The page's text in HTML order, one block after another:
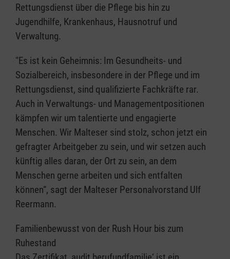
Rettungsdienst über die Pflege bis hin zu
Jugendhilfe, Krankenhaus, Hausnotruf und
Verwaltung.
"Es ist kein Geheimnis: Im Gesundheits- und
Sozialbereich, insbesondere in der Pflege und im
Rettungsdienst, sind qualifizierte Fachkräfte rar.
Auch in Verwaltungs- und Managementpositionen
kämpfen wir um talentierte und engagierte
Menschen. Wir Malteser sind stolz, schon jetzt ein
gefragter Arbeitgeber zu sein, und wir setzen auch
künftig alles daran, der Ort zu sein, an dem
Menschen gerne arbeiten und sich entfalten
können“, sagt der Malteser Personalvorstand Ulf
Reermann.
Familienbewusst von der Rush Hour bis zum
Ruhestand